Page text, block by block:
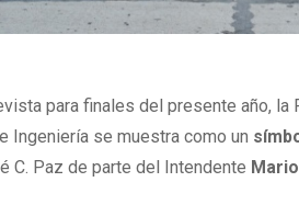
para finales del presente año, la
Ingeniería se muestra como un
C. Paz de parte del Intendente